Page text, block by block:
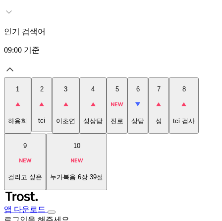
인기 검색어
09:00 기준
1
하용희
2
tci
3
이초연
4
성상담
5
진로
6
상담
7
성
8
tci 검사
9
걸리고 싶은
10
누가복음 6장 39절
앱 다운로드